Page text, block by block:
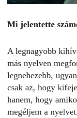
Mi jelentette
A legnagyobb
más nyelven
legnehezebb,
csak az, hogy
hanem, hogy
megéljem a